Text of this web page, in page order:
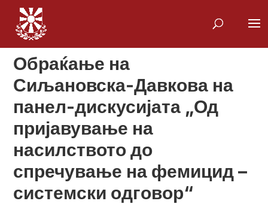
Обраќање на
Сиљановска-Давкова на
панел-дискусијата „Од
пријавување на
насилството до
спречување на фемицид –
системски одговор“